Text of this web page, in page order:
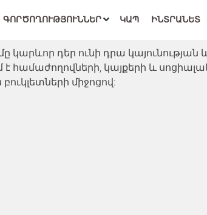
ԳՈՐԾՈՂՈՒԹՅՈՒՆՆԵՐ ԿԱՊ ԻՆՏՐԱՆԵՏ
կարևոր դեր ունի դրա
համաժողովների, կայքերի և
միջոցով: